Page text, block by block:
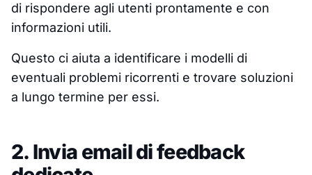
di rispondere agli utenti prontamente e con
informazioni utili.
Questo ci aiuta a identificare i modelli di
eventuali problemi ricorrenti e trovare soluzioni
a lungo termine per essi.
2. Invia email di feedback